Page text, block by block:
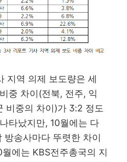
지역 의제 보도량은 세
중 차이 (전북, 전주, 익
비중의 차이)가 3:2 정도
타났지만, 10월에는 다
방송사마다 뚜렷한 차이
월에는 KBS전주총국의 지